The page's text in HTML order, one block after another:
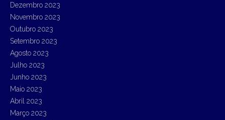
Dezembro 2023
Novembro 2023
Outubro 2023
Setembro 2023
Agosto 2023
Julho 2023
Junho 2023
Maio 2023
Abril 2023
Março 2023